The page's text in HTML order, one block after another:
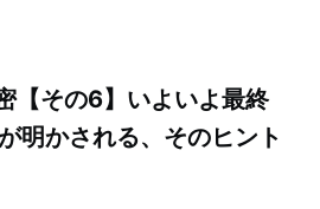
【その6】いよいよ最終
明かされる、そのヒント